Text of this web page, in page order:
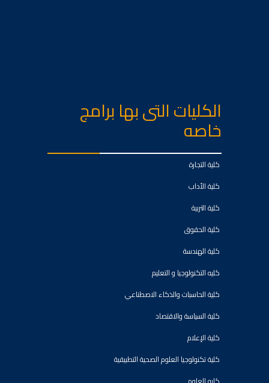
الكليات التى بها برامج
خاصه
كلية التجارة
كلية الأداب
كلية التربية
كلية الحقوق
كلية الهندسة
كليه التكنولوجيا و التعليم
كلية الحاسبات والذكاء الاصطناعي
كلية السياسة والاقتصاد
كلية الإعلام
كلية تكنولوجيا العلوم الصحية التطبيقية